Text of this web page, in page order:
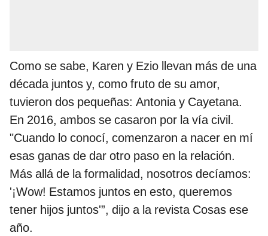
Como se sabe, Karen y Ezio llevan más de una
década juntos y, como fruto de su amor,
tuvieron dos pequeñas: Antonia y Cayetana.
En 2016, ambos se casaron por la vía civil.
"Cuando lo conocí, comenzaron a nacer en mí
esas ganas de dar otro paso en la relación.
Más allá de la formalidad, nosotros decíamos:
'¡Wow! Estamos juntos en esto, queremos
tener hijos juntos'”, dijo a la revista Cosas ese
año.